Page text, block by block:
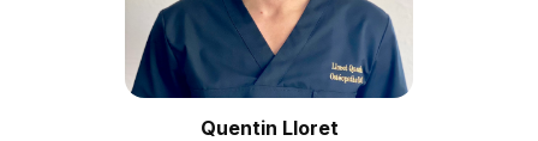
Quentin Lloret